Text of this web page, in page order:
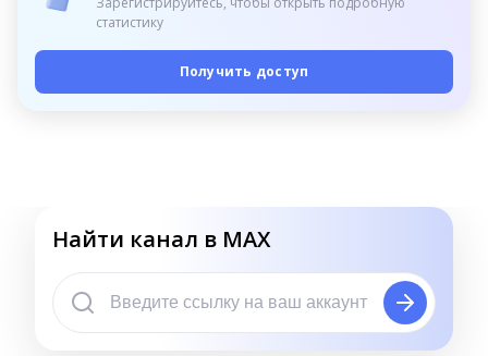
статистику
Получить доступ
Найти канал в MAX